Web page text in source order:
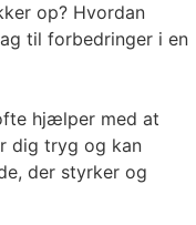
op? Hvordan
til forbedringer i en
hjælper med at
dig tryg og kan
der styrker og